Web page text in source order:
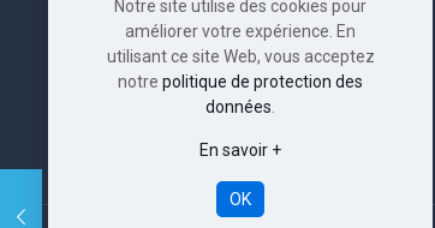
Notre site utilise des cookies pour
améliorer votre expérience. En
utilisant ce site Web, vous acceptez
notre politique de protection des
données
En savoir +
OK